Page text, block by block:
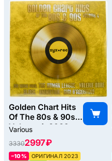
Golden Chart Hits
Of The 80s & 90s
Volume 4, 2023
Various
33302997 ₽
–10%
ОРИГИНАЛ 2023